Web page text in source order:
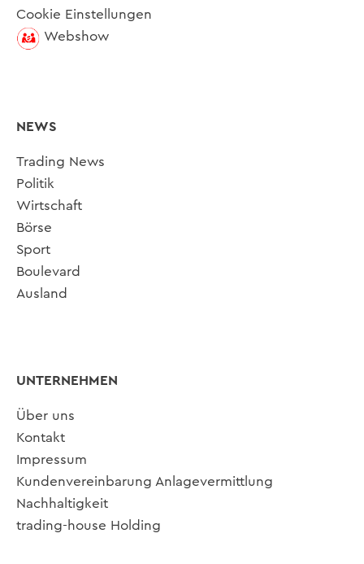
Cookie Einstellungen
Webshow
NEWS
Trading News
Politik
Wirtschaft
Börse
Sport
Boulevard
Ausland
UNTERNEHMEN
Über uns
Kontakt
Impressum
Kundenvereinbarung Anlagevermittlung
Nachhaltigkeit
trading-house Holding